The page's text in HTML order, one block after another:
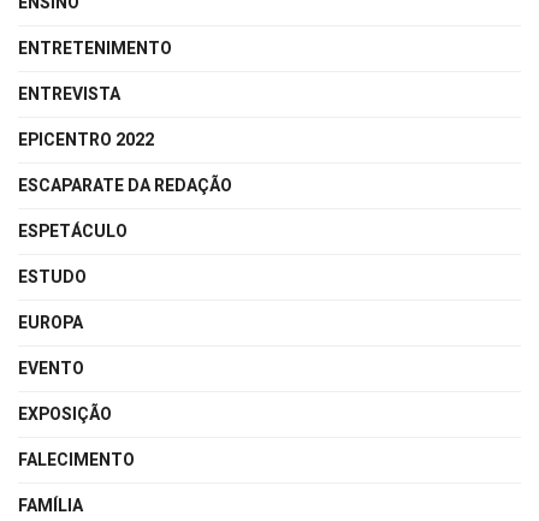
ENTRETENIMENTO
ENTREVISTA
EPICENTRO 2022
ESCAPARATE DA REDAÇÃO
ESPETÁCULO
ESTUDO
EUROPA
EVENTO
EXPOSIÇÃO
FALECIMENTO
FAMÍLIA